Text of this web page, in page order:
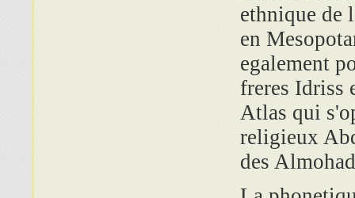
ethnique de
en
egalement
freres Idriss
Atlas qui
religieux
des